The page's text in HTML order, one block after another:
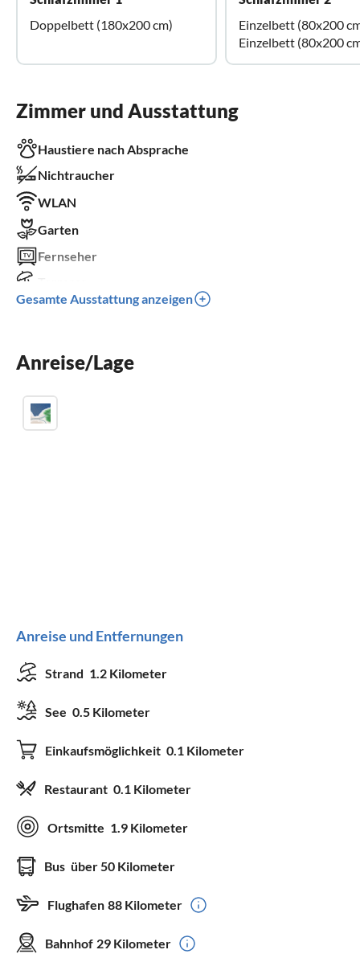
Doppelbett (180x200 cm)
Einzelbett (80x200
Einzelbett (80x200
Zimmer und Ausstattung
Haustiere nach Absprache
Nichtraucher
WLAN
Garten
Fernseher
Spülmaschine
Kamin
Gesamte Ausstattung anzeigen
Anreise/Lage
Anreise und Entfernungen
Strand 1.2 Kilometer
See 0.5 Kilometer
Einkaufsmöglichkeit 0.1 Kilometer
Restaurant 0.1 Kilometer
Ortsmitte 1.9 Kilometer
Bus über 50 Kilometer
Flughafen 88 Kilometer
Bahnhof 29 Kilometer